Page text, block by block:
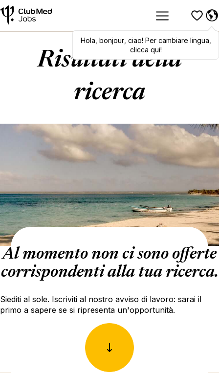
Hola,bonjour,ciao! To switch
languages, click here!
Hola bonjour, ciao! Per cambiare lingua,
clicca qui!
Risultati della
ricerca
Al momento non ci sono offerte
corrispondenti alla tua ricerca.
Siediti al sole. Iscriviti al nostro avviso di lavoro: sarai il
primo a sapere se si ripresenta un'opportunità.